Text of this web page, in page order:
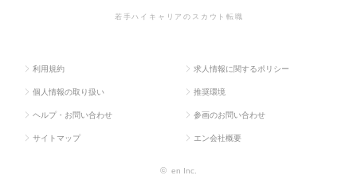
若手ハイキャリアのスカウト転職
利用規約 求人情報に関するポリシー
個人情報の取り扱い 推奨環境
ヘルプ・お問い合わせ 参画のお問い合わせ
サイトマップ エン会社概要
© en Inc.